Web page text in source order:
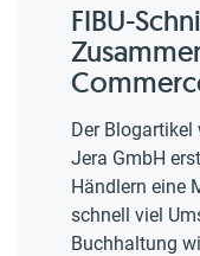
FIBU-
Der
Jera GmbH
Händlern eine
schnell viel
Buchhaltung